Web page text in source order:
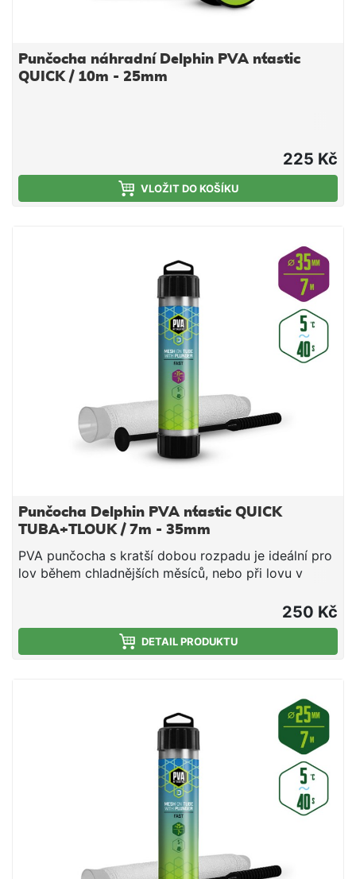
Punčocha náhradní Delphin PVA n´tastic
QUICK / 10m - 25mm
225 Kč
VLOŽIT DO KOŠÍKU
Punčocha Delphin PVA n´tastic QUICK
TUBA+TLOUK / 7m - 35mm
PVA punčocha s kratší dobou rozpadu je ideální pro
lov během chladnějších měsíců, nebo při lovu v
dnu. Jedná se o vysoce kvalitní produkt, při kterém
díky důkladnému pletení nedochází ke svévolnému
trhání punčochy a zároveň se výborně plní i velmi
jemnými částicemi, čímž budete moci spolu s
návnadu přímo na montáži. Součástí balení je tuba a
tlouk, které umožňují snadné plnění punčochy
vnadící směsí. PVA punčocha se po čase přímo
úměrném teplotě vody rozpustí a tak uvolní krmnou
směs v bezprostřední blízkosti nástrahy, čímž
výrazně zvýší její atraktivnost pro kaprovité ryby.
Upozornění: PVA produkty jsou vodou rozpustné,
manipulujte s nimi proto jen se suchýma rukama, aby
nedošlo k jejich deformaci či poškození. Technické
parametry: Průměr: 35mm (široká) Délka: 7m Doba
rozpustnosti: cca 40s/5°C voda
250 Kč
DETAIL PRODUKTU